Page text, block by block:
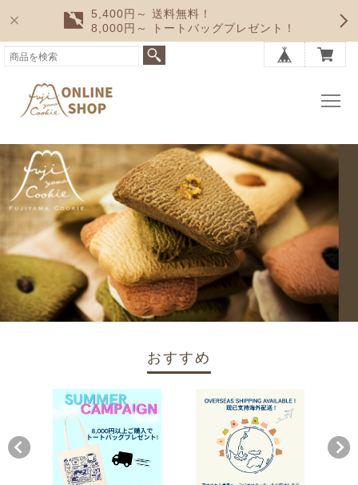
5,400円～ 送料無料！
8,000円～ トートバッグプレゼント！
おすすめ